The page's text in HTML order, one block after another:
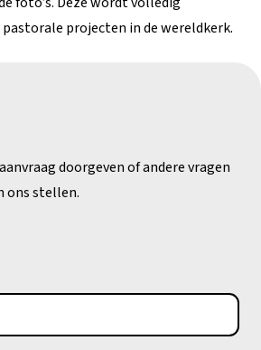
projecten in de wereldkerk.
doorgeven of andere vragen
ons stellen.